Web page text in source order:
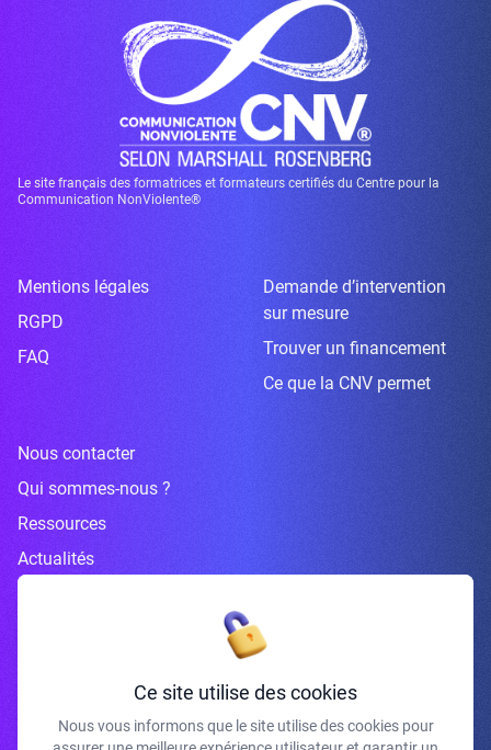
Le site français des formatrices et formateurs certifiés du Centre pour la
Communication NonViolente®
Mentions légales
RGPD
FAQ
Demande d’intervention
sur mesure
Trouver un financement
Ce que la CNV permet
Nous contacter
Qui sommes-nous ?
Ressources
Actualités
Inscrivez-vous à la newsletter
Ce site utilise des cookies
Nous vous informons que le site utilise des cookies pour